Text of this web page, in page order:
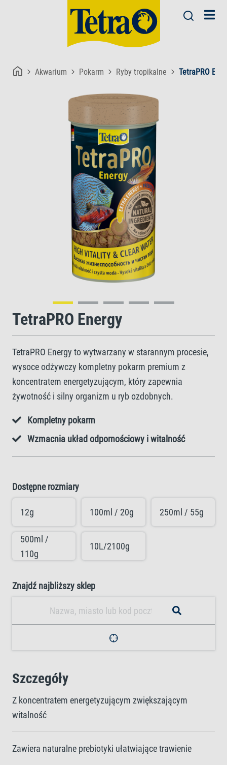
Akwarium Pokarm Ryby tropikalne TetraPRO
TetraPRO Energy
TetraPRO Energy to wytwarzany w starannym procesie,
wysoce odżywczy kompletny pokarm premium z
koncentratem energetyzującym, który zapewnia
żywotność i silny organizm u ryb ozdobnych.
Kompletny pokarm
Wzmacnia układ odpornościowy i witalność
Dostępne rozmiary
12g 100ml / 20g 250ml / 55g
500ml /
110g
10L/2100g
Znajdź najbliższy sklep
Szczegóły
Z koncentratem energetyzującym zwiększającym
witalność
Zawiera naturalne prebiotyki ułatwiające trawienie